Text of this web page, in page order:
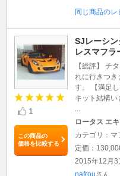
同じ商品のレ
1
この商品の
価格を比較する
SJレーシ
レスマフラ
【総評】 チ
れに行きつき
す。 【満足
キット結構い
ロータス エ
カテゴリ：マ
定価：
2015年12月
nafrouさん